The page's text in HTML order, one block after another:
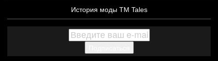
История моды ТМ Tales